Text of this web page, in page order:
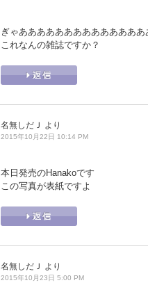
ぎゃあああああああああああああ
これなんの雑誌ですか？
名無しだＪ より
2015年10月22日 10:14 PM
本日発売のHanakoです
この写真が表紙ですよ
名無しだＪ より
2015年10月23日 5:00 PM